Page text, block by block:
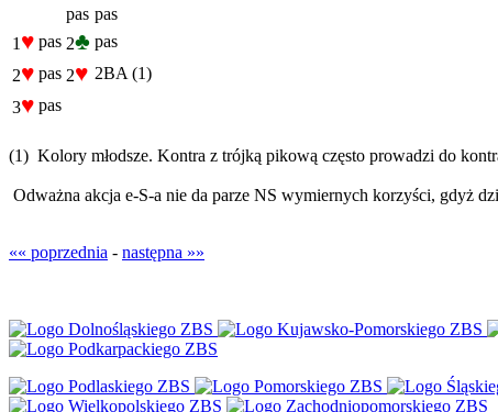
pas pas
1 ♥ pas 2♣ pas
2♥ pas 2♥ 2BA (1)
3♥ pas
(1) Kolory młodsze. Kontra z trójką pikową często prowadzi do
Odważna akcja e-S-a nie da parze NS wymiernych korzyści, gdyż
«« poprzednia - następna »»